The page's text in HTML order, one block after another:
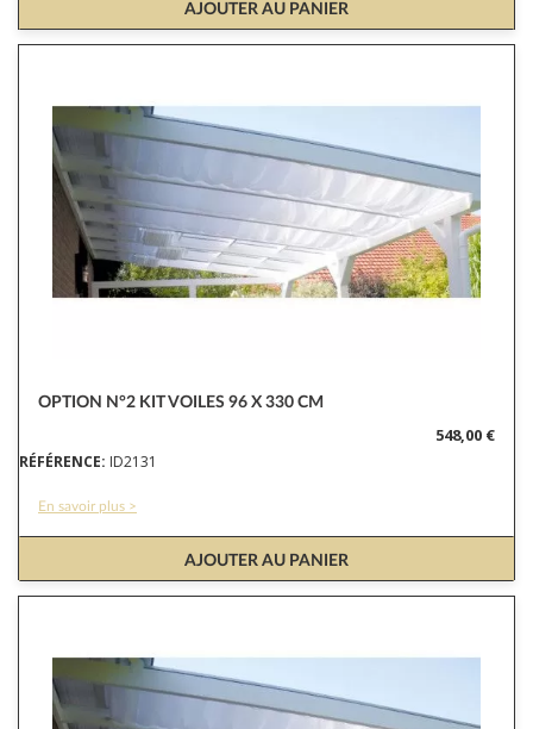
AJOUTER AU PANIER
OPTION N°2 KIT VOILES 96 X 330 CM
548,00 €
RÉFÉRENCE: ID2131
En savoir plus >
AJOUTER AU PANIER